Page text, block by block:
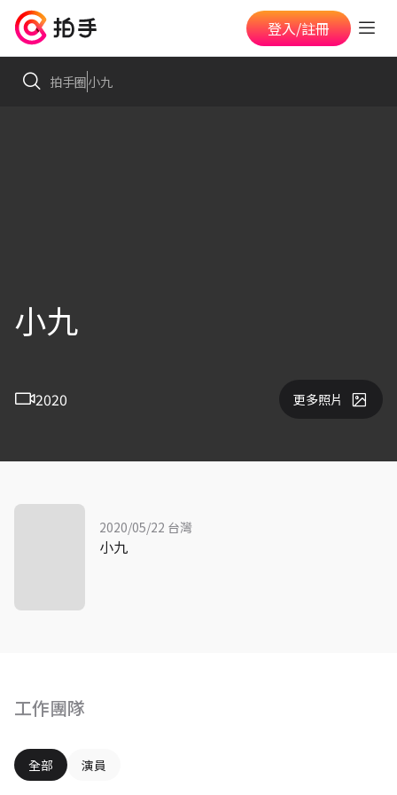
登入/註冊
拍手圈小九
小九
2020 更多照片
工作團隊
全部 演員
2020/05/22 台灣
小九